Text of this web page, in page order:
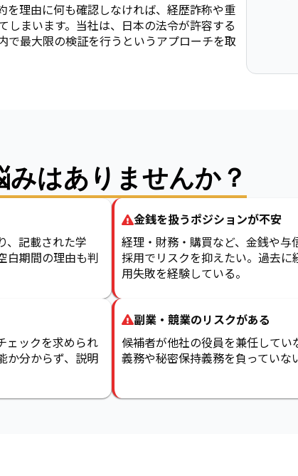
を理由に何も確認しなければ、経歴詐称や重
しまいます。当社は、日本の法令が許容する
で最大限の検証を行うというアプローチを取
はありませんか？
、記載された学
白期間の理由も判
金銭を扱うポジションが不安
経理・財務・購買など、金銭や与
採用でリスクを抑えたい。過去に
用失敗を経験している。
ェックを求められ
か分からず、説明
副業・競業のリスクがある
候補者が他社の役員を兼任してい
義務や秘密保持義務を負っていな